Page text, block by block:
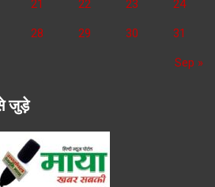
21 22 23 24
28 29 30 31
Sep »
जुड़े